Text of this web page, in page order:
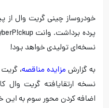
نسخه‌ای تولیدی خواهد بود!
به گزارش مزایده مناقصه،
نسخه ارتقایافته گریت
اضافه کردن محور سوم به این